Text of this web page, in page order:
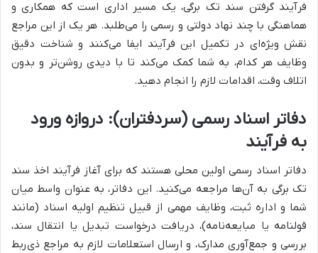
فرآیند گرفتن سند تک برگی، یک مسیر اداری است که همکاری و
هماهنگی با چند نهاد دولتی و رسمی را می‌طلبد. هر یک از این مراجع
نقش ویژه‌ای در تکمیل این فرآیند ایفا می‌کنند و شناخت دقیق
وظایف هر کدام، به شما کمک می‌کند تا با دیدی روشن‌تر و بدون
اتلاف وقت، اقدامات لازم را انجام دهید.
دفاتر اسناد رسمی (سردفتران): دروازه ورود
به فرآیند
دفاتر اسناد رسمی اولین محلی هستند که برای آغاز فرآیند اخذ سند
تک برگی به آن‌ها مراجعه می‌کنید. این دفاتر، به عنوان واسط میان
شما و اداره ثبت، وظایف مهمی از قبیل تنظیم اولیه اسناد (مانند
قولنامه یا مبایعه‌نامه)، دریافت درخواست تبدیل یا انتقال سند،
بررسی و جمع‌آوری مدارک، و ارسال استعلامات لازم به مراجع ذی‌ربط